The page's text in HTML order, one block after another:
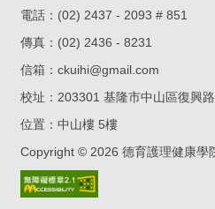
電話： (02) 2437 - 2093 # 851
傳真：(02) 2436 - 8231
信箱： ckuihi@gmail.com
校址： 203301 基隆市中山區復興
位置： 中山樓 5樓
Copyright © 2026 德育護理健康學